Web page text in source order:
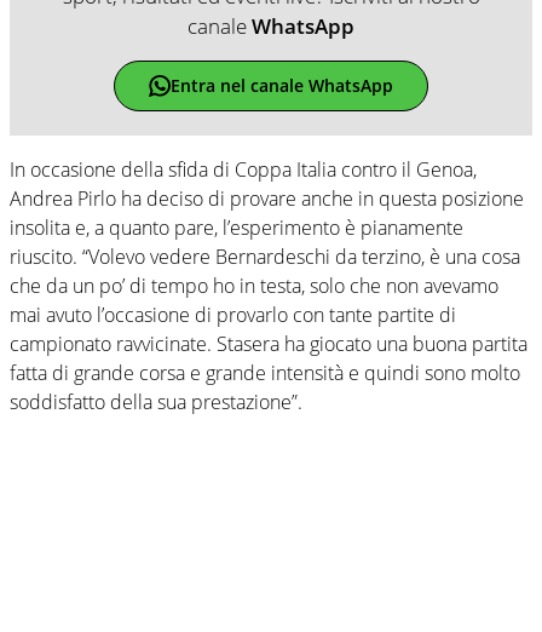
canaleWhatsApp
Entra nel canale WhatsApp
In occasione della sfida di Coppa Italia contro il Genoa,
Andrea Pirlo ha deciso di provare anche in questa posizione
insolita e, a quanto pare, l’esperimento è pianamente
riuscito. “Volevo vedere Bernardeschi da terzino, è una cosa
che da un po’ di tempo ho in testa, solo che non avevamo
mai avuto l’occasione di provarlo con tante partite di
campionato ravvicinate. Stasera ha giocato una buona partita
fatta di grande corsa e grande intensità e quindi sono molto
soddisfatto della sua prestazione”.